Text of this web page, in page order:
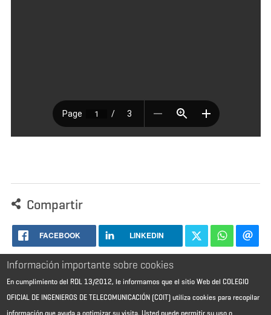
Compartir
FACEBOOK LINKEDIN
Información importante sobre cookies
En cumplimiento del RDL 13/2012, le informamos que el sitio Web del COLEGIO
OFICIAL DE INGENIEROS DE TELECOMUNICACIÓN (COIT) utiliza cookies para recopilar
información que ayuda a optimizar su visita. Usted puede permitir su uso o